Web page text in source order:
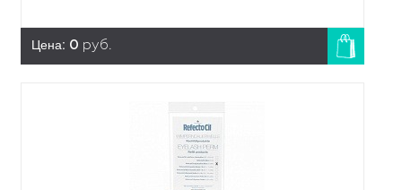
Цена: 0 руб.